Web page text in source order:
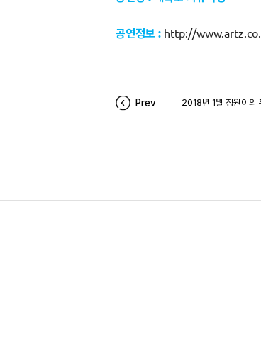
공연정보 : http://
Prev 2018년 1월 정원이의